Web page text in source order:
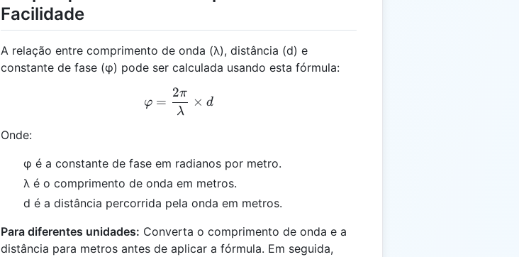
Facilidade
A relação entre comprimento de onda (λ), distância (d) e
constante de fase (φ) pode ser calculada usando esta fórmula:
φ = \frac{2π}{λ} \times d
φ =
λ
2π
× d
Onde:
φ é a constante de fase em radianos por metro.
λ é o comprimento de onda em metros.
d é a distância percorrida pela onda em metros.
Para diferentes unidades: Converta o comprimento de onda e a
distância para metros antes de aplicar a fórmula. Em seguida,